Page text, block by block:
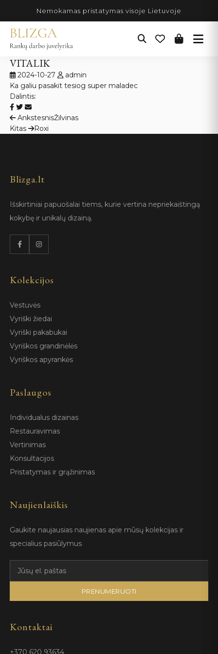
turinio
Nemokamas pristatymas visoje Lietuvoje
VITALIK
2024-10-27
admin
Ka galiu pasakit tesiog super maladec
Dalintis:
Navigacija
tarp
AnkstesnisŽilvinas
Kitas
Roxi
Blizga.lt
Išskirtiniai papuošalai tiems, kurie vertina nepriekaištingą
kokybę ir unikalų dizainą.
Kolekcijos
Vestuvės
Vyriški žiedai
Vyriški pakabukai
Vyriškos grandinėlės
Vyriškos apyrankės
Paslaugos
Individualus dizainas
Restauravimas
Vertinimas
Konsultacijos
Pristatymas ir grąžinimas
Naujienlaiškis
Gaukite naujausias naujienas apie mūsų kolekcijas ir
specialius pasiūlymus
PRENUMERUOTI
Kontaktai
+370 620 93634